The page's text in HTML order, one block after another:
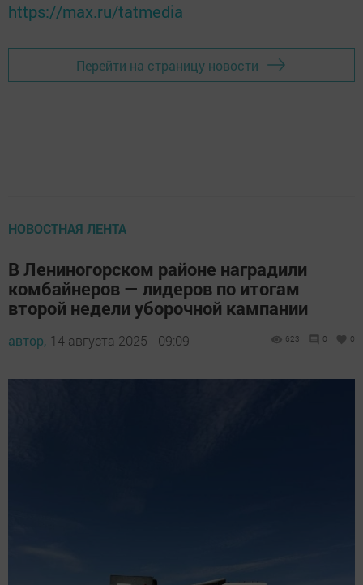
https://max.ru/tatmedia
Перейти на страницу новости
НОВОСТНАЯ ЛЕНТА
В Лениногорском районе наградили
комбайнеров — лидеров по итогам
второй недели уборочной кампании
автор, 14 августа 2025 - 09:09 623 0 0